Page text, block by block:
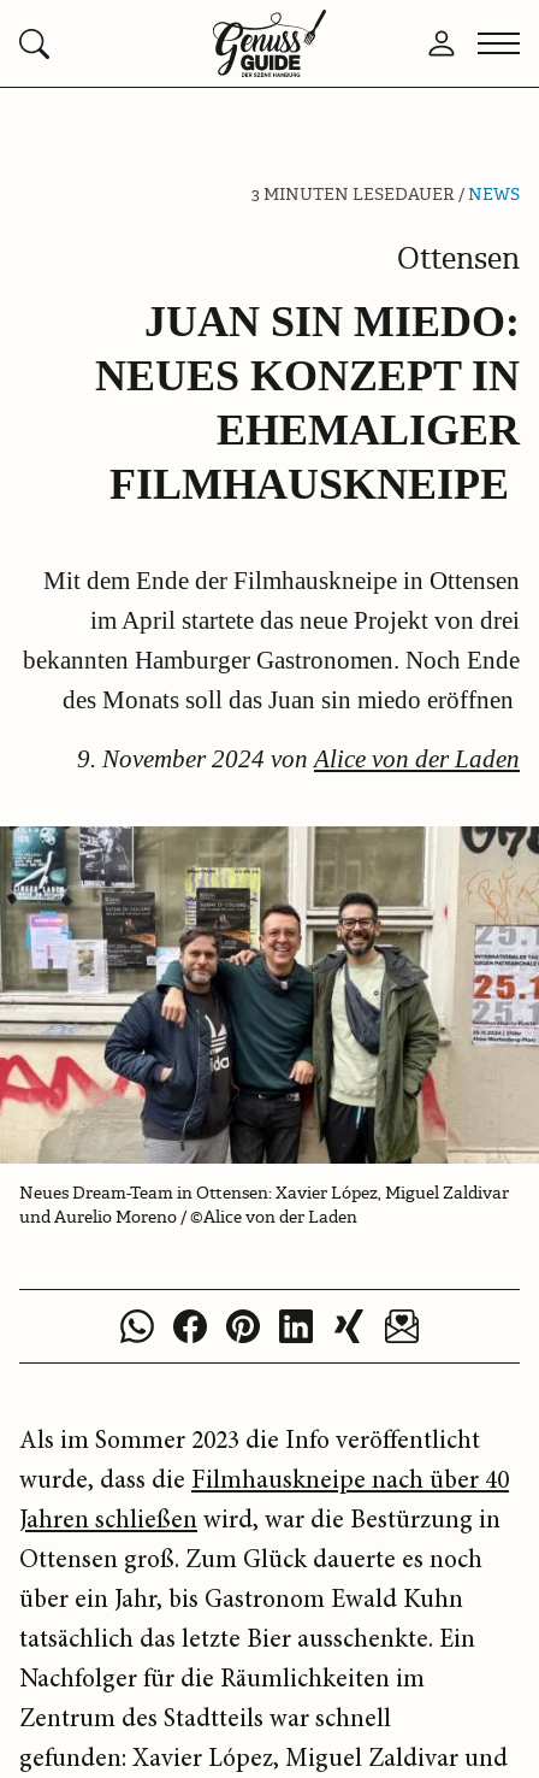
Suchen
Zurück
zur
Anmelden
3 MINUTEN LESEDAUER /NEWS
Ottensen
JUAN SIN MIEDO:
NEUES KONZEPT IN
EHEMALIGER
FILMHAUSKNEIPE
Mit dem Ende der Filmhauskneipe in Ottensen
im April startete das neue Projekt von drei
bekannten Hamburger Gastronomen. Noch Ende
des Monats soll das Juan sin miedo eröffnen
9. November 2024 von Alice von der Laden
Neues Dream-Team in Ottensen: Xavier López, Miguel Zaldivar
und Aurelio Moreno / ©Alice von der Laden
Als im Sommer 2023 die Info veröffentlicht
wurde, dass die Filmhauskneipe nach über 40
Jahren schließenwird, war die Bestürzung in
Ottensen groß. Zum Glück dauerte es noch
über ein Jahr, bis Gastronom Ewald Kuhn
tatsächlich das letzte Bier ausschenkte. Ein
Nachfolger für die Räumlichkeiten im
Zentrum des Stadtteils war schnell
gefunden: Xavier López, Miguel Zaldivar und